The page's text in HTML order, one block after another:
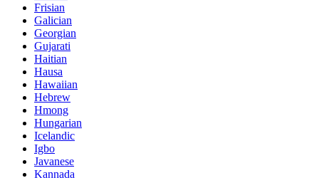
Frisian
Galician
Georgian
Gujarati
Haitian
Hausa
Hawaiian
Hebrew
Hmong
Hungarian
Icelandic
Igbo
Javanese
Kannada